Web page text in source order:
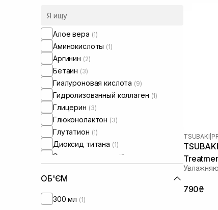
микробиомом
Поврежденные волосы
Окрашенные волосы
Ломкие волосы
Для разглаживания волос
Увлажняющая маска для волос
Алое вера (1)
Аминокислоты (1)
Аргинин (2)
Бетаин (3)
Гиалуроновая кислота (9)
Гидролизованный коллаген (1)
Глицерин (3)
Глюконолактон (3)
Глутатион (1)
Диоксид титана (1)
Экстракт камелии (1)
Молочная кислота
Оливковое масло
ОБ'ЄМ
300 мл (1)
TSUBAKI
790₴